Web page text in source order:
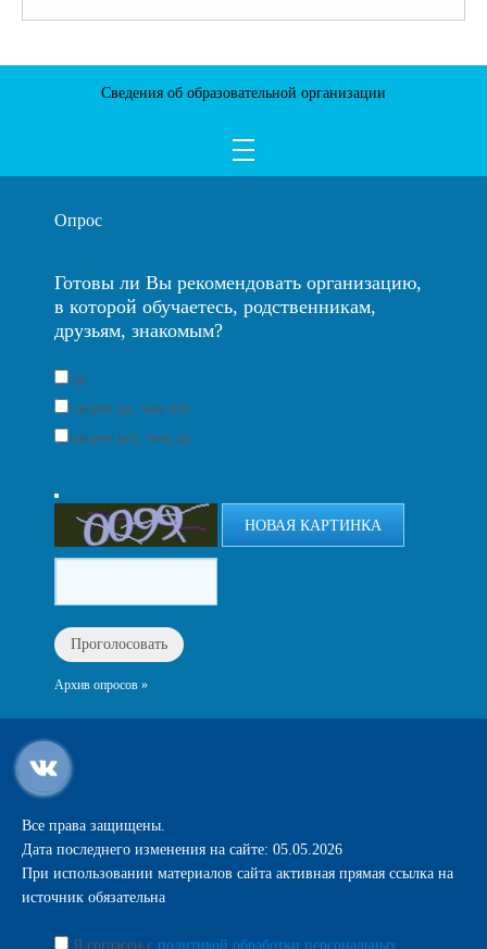
Сведения об образовательной организации
Опрос
Готовы ли Вы рекомендовать организацию,
в которой обучаетесь, родственникам,
друзьям, знакомым?
да
скорее да, чем нет
скорее нет, чем да
НОВАЯ КАРТИНКА
Архив опросов »
Все права защищены.
Дата последнего изменения на сайте: 05.05.2026
При использовании материалов сайта активная прямая ссылка на
источник обязательна
Я согласен с политикой обработки персональных